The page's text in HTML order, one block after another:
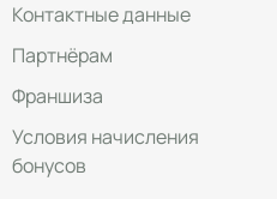
Контактные данные
Партнёрам
Франшиза
Условия начисления
бонусов